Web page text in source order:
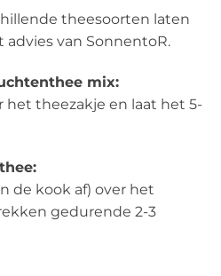
theesoorten laten
van SonnentoR.
mix:
het theezakje en laat het 5-
de kook af) over het
gedurende 2-3